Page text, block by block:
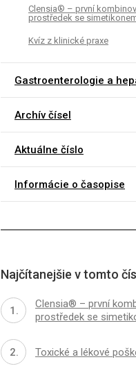
Clensia® – první
prostředek se
Kvíz z klinické praxe
Gastroenterologie a
Archív čísel
Aktuálne číslo
Informácie o časopise
Najčítanejšie v tomto
Clensia® – první
prostředek se
Toxické a lékové